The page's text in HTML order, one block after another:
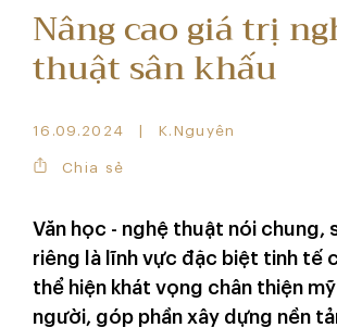
Nâng cao giá trị
thuật sân khấu
16.09.2024 K.Nguyên
Chia sẻ
Văn học - nghệ thuật nói chung,
riêng là lĩnh vực đặc biệt tinh tế
thể hiện khát vọng chân thiện
người, góp phần xây dựng nền